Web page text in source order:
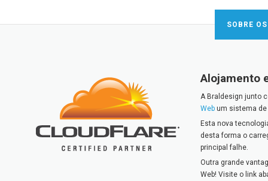
SOBRE
Alojamento
A Braldesign junto
Web um sistema de
Esta nova
desta forma o
principal falhe.
Outra grande
Web! Visite o link